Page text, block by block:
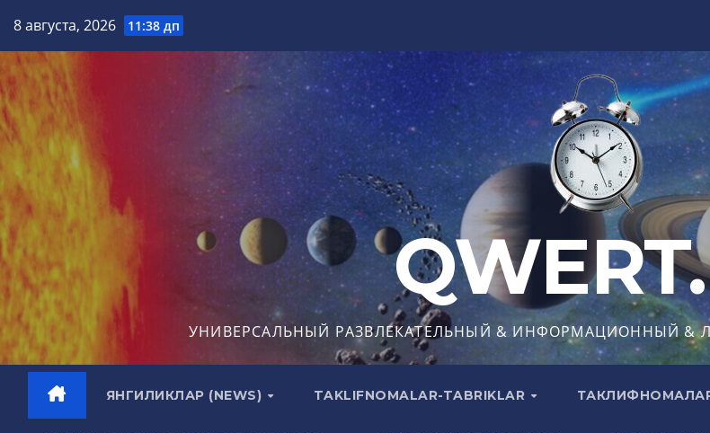
содержимому
8 августа, 2026 11:38 дп
УНИВЕРСАЛЬНЫЙ РАЗВЛЕКАТЕЛЬНЫЙ & ИНФОРМАЦИОННЫЙ &
ЯНГИЛИКЛАР (NEWS) TAKLIFNOMALAR-TABRIKLAR